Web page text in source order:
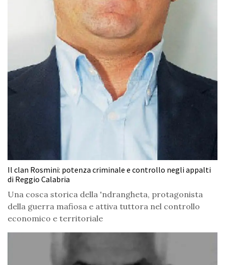
Il clan Rosmini: potenza criminale e controllo negli appalti
di Reggio Calabria
Una cosca storica della 'ndrangheta, protagonista
della guerra mafiosa e attiva tuttora nel controllo
economico e territoriale